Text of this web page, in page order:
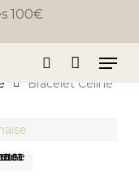
100€
search
Bracelet Céline